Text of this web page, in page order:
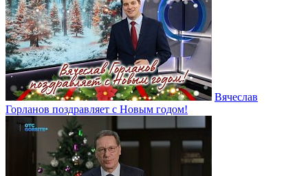
Вячеслав
Горланов поздравляет с Новым годом!